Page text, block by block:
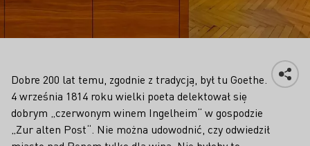
Dobre 200 lat temu, zgodnie z tradycją, był tu Goethe.
4 września 1814 roku wielki poeta delektował się
dobrym „czerwonym winem Ingelheim“ w gospodzie
„Zur alten Post“. Nie można udowodnić, czy odwiedził